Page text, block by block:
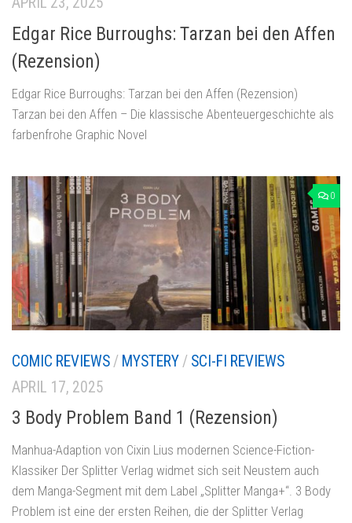
Edgar Rice Burroughs: Tarzan bei den Affen
(Rezension)
Edgar Rice Burroughs: Tarzan bei den Affen (Rezension)
Tarzan bei den Affen – Die klassische Abenteuergeschichte als
farbenfrohe Graphic Novel
0
COMIC REVIEWS / MYSTERY / SCI-FI REVIEWS
APRIL 17, 2025
3 Body Problem Band 1 (Rezension)
Manhua-Adaption von Cixin Lius modernen Science-Fiction-
Klassiker Der Splitter Verlag widmet sich seit Neustem auch
dem Manga-Segment mit dem Label „Splitter Manga+“. 3 Body
Problem ist eine der ersten Reihen, die der Splitter Verlag